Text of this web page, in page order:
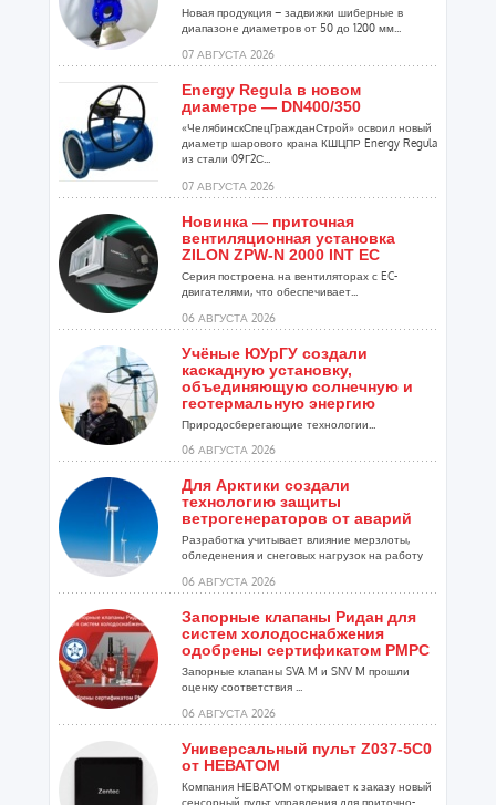
Новая продукция – задвижки шиберные в
диапазоне диаметров от 50 до 1200 мм...
07 АВГУСТА 2026
Energy Regula в новом
диаметре — DN400/350
«ЧелябинскСпецГражданСтрой» освоил новый
диаметр шарового крана КШЦПР Energy Regula
из стали 09Г2С...
07 АВГУСТА 2026
Новинка — приточная
вентиляционная установка
ZILON ZPW-N 2000 INT EC
Серия построена на вентиляторах с EC-
двигателями, что обеспечивает...
06 АВГУСТА 2026
Учёные ЮУрГУ создали
каскадную установку,
объединяющую солнечную и
геотермальную энергию
Природосберегающие технологии...
06 АВГУСТА 2026
Для Арктики создали
технологию защиты
ветрогенераторов от аварий
Разработка учитывает влияние мерзлоты,
обледенения и снеговых нагрузок на работу
06 АВГУСТА 2026
Запорные клапаны Ридан для
систем холодоснабжения
одобрены сертификатом РМРС
Запорные клапаны SVA M и SNV M прошли
оценку соответствия ...
06 АВГУСТА 2026
Универсальный пульт Z037-5C0
от НЕВАТОМ
Компания НЕВАТОМ открывает к заказу новый
сенсорный пульт управления для приточно-